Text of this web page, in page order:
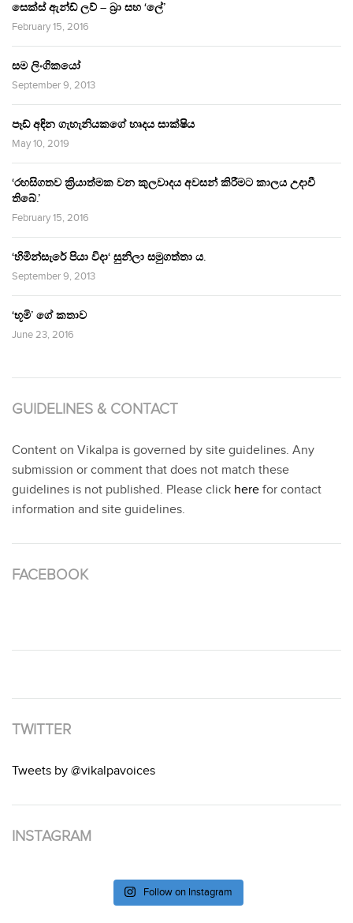
සෙක්ස් ඇන්ඩ් ලව් – බ්‍රා සහ ‘ලේ’
February 15, 2016
සම ලිංගිකයෝ
September 9, 2013
පෑඩ් අඳින ගැහැනියකගේ හෘදය සාක්ෂිය
May 10, 2019
‘රහසිගතව ක්‍රියාත්මක වන කුලවාදය අවසන් කිරීමට කාලය උදාවී
තිබේ.’
February 15, 2016
‘හිමින්සැරේ පියා විදා‘ සුනිලා සමුගත්තා ය.
September 9, 2013
‘භූමි’ ගේ කතාව
June 23, 2016
GUIDELINES & CONTACT
Content on Vikalpa is governed by site guidelines. Any
submission or comment that does not match these
guidelines is not published. Please click here for contact
information and site guidelines.
FACEBOOK
TWITTER
Tweets by @vikalpavoices
INSTAGRAM
Follow on Instagram